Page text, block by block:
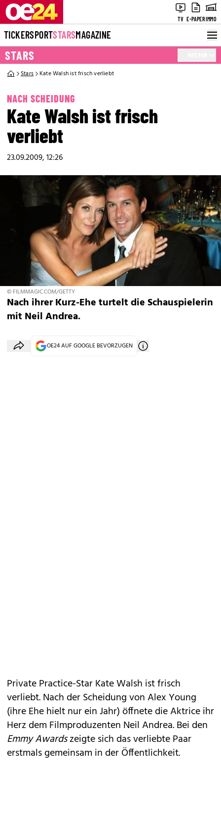
TV E-PAPERIMMO
TICKERSPORTSTARSMAGAZINE
STARS
Stars Kate Walsh ist frisch verliebt
NACH SCHEIDUNG
Kate Walsh ist frisch
verliebt
23.09.2009, 12:26
© FILMMAGIC.COM/GETTY
Nach ihrer Kurz-Ehe turtelt die Schauspielerin
mit Neil Andrea.
OE24 AUF GOOGLE BEVORZUGEN
Private Practice-Star Kate Walsh ist frisch
verliebt. Nach der Scheidung von Alex Young
(ihre Ehe hielt nurein Jahr) öffnete die Aktrice ihr
Herz dem Filmproduzenten Neil Andrea. Bei den
Emmy Awardszeigte sich das verliebte Paar
erstmals gemeinsam in der Öffentlichkeit.